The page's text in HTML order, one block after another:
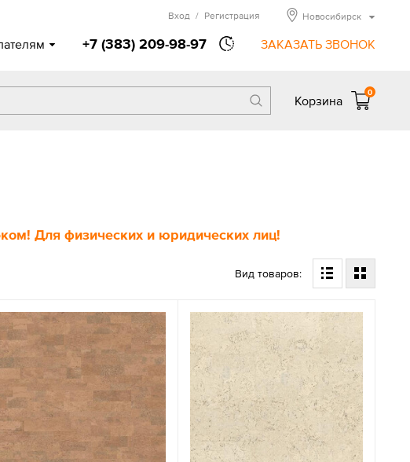
+7 (383) 209-98-97 ЗАКАЗАТЬ ЗВОНОК
Вход / Регистрация Новосибирск
Корзина
0
Для физических и юридических лиц!
Вид товаров: